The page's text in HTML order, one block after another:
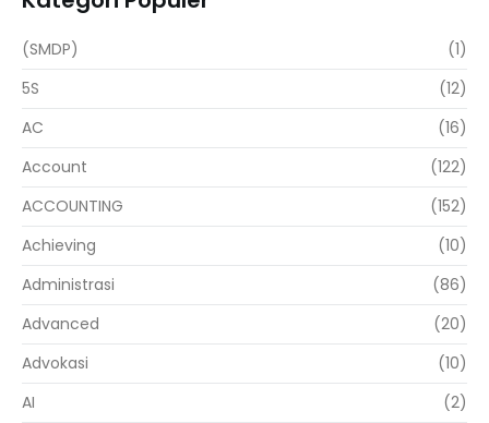
(SMDP)
(1)
5S
(12)
AC
(16)
Account
(122)
ACCOUNTING
(152)
Achieving
(10)
Administrasi
(86)
Advanced
(20)
Advokasi
(10)
AI
(2)